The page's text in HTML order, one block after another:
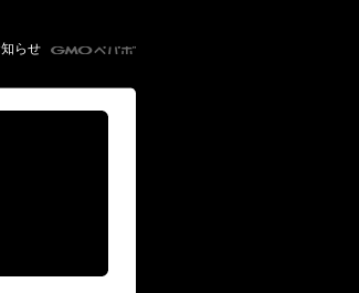
らせ